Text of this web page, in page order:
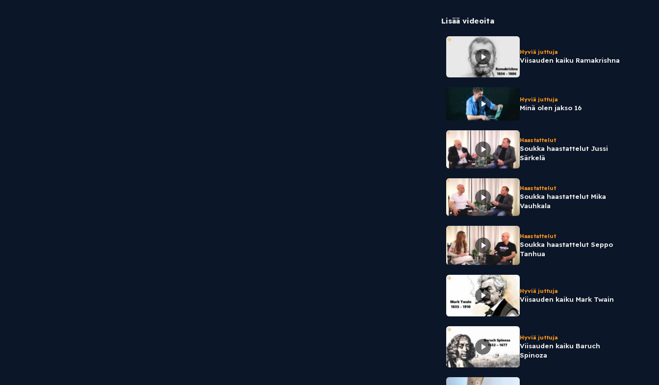
Lisää videoita
Hyviä juttuja
Viisauden kaiku Ramakrishna
Hyviä juttuja
Minä olen jakso 16
Haastattelut
Soukka haastattelut Jussi
Särkelä
Haastattelut
Soukka haastattelut Mika
Vauhkala
Haastattelut
Soukka haastattelut Seppo
Tanhua
Hyviä juttuja
Viisauden kaiku Mark Twain
Hyviä juttuja
Viisauden kaiku Baruch
Spinoza